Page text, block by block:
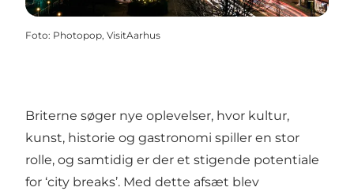
Foto: Photopop, VisitAarhus
Briterne søger nye oplevelser, hvor kultur,
kunst, historie og gastronomi spiller en stor
rolle, og samtidig er der et stigende potentiale
for ‘city breaks’. Med dette afsæt blev